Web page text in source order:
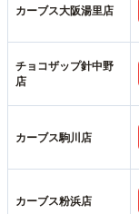
カーブス大阪湯里店
チョコザップ針中野
店
カーブス駒川店
カーブス粉浜店